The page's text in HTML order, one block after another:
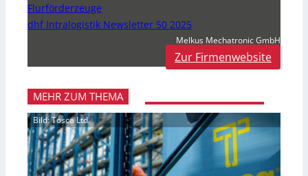
Flurförderzeuge
dhf Intralogistik Newsletter 50 2025
Melkus Mechatronic GmbH
Zur Firmenwebsite
MEHR ZUM THEMA
Bild: Tosca Ltd.